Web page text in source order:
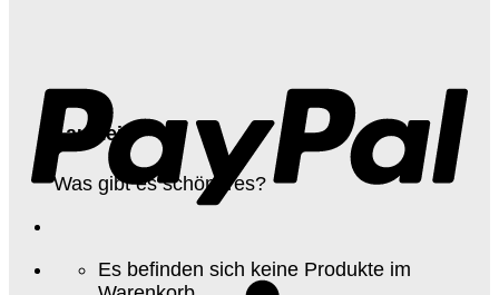
Laufzeit
Was gibt es schöneres?
Es befinden sich keine Produkte im